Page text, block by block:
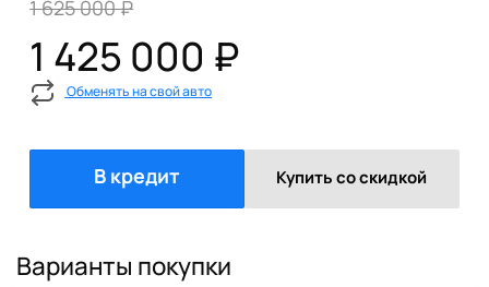
1 625 000 ₽
1 425 000 ₽
Обменять на свой авто
В кредит Купить со скидкой
Варианты покупки